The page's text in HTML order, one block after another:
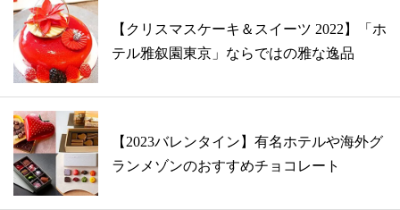
【クリスマスケーキ＆スイーツ 2022】「ホ
テル雅叙園東京」ならではの雅な逸品
【2023バレンタイン】有名ホテルや海外グ
ランメゾンのおすすめチョコレート